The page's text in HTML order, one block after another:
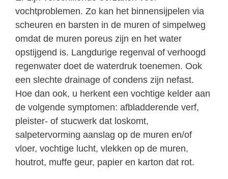
vochtproblemen. Zo kan het binnensijpelen via
scheuren en barsten in de muren of simpelweg
omdat de muren poreus zijn en het water
opstijgend is. Langdurige regenval of verhoogd
regenwater doet de waterdruk toenemen. Ook
een slechte drainage of condens zijn nefast.
Hoe dan ook, u herkent een vochtige kelder aan
de volgende symptomen: afbladderende verf,
pleister- of stucwerk dat loskomt,
salpetervorming aanslag op de muren en/of
vloer, vochtige lucht, vlekken op de muren,
houtrot, muffe geur, papier en karton dat rot.